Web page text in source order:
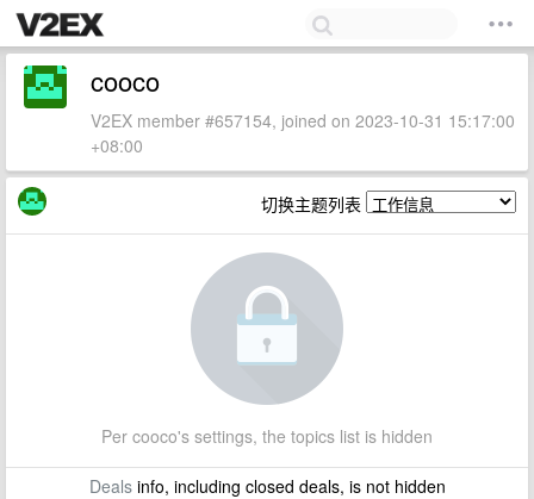
cooco
V2EX member #657154, joined on 2023-10-31 15:17:00
+08:00
切换主题列表
Per cooco's settings, the topics list is hidden
Dealsinfo, including closed deals, is not hidden